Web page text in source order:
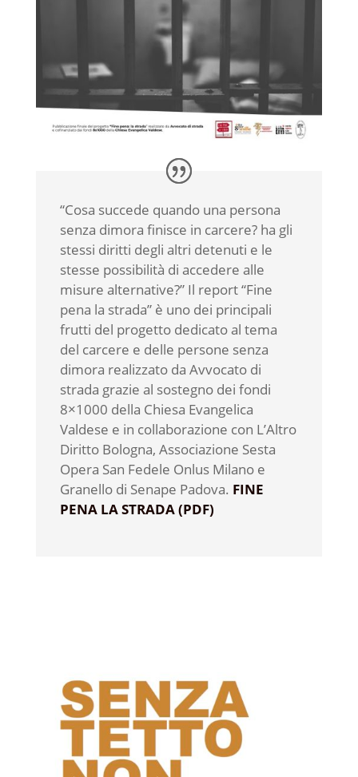
“Cosa succede quando una persona
senza dimora finisce in carcere? ha gli
stessi diritti degli altri detenuti e le
stesse possibilità di accedere alle
misure alternative?” Il report “Fine
pena la strada” è uno dei principali
frutti del progetto dedicato al tema
del carcere e delle persone senza
dimora realizzato da Avvocato di
strada grazie al sostegno dei fondi
8×1000 della Chiesa Evangelica
Valdese e in collaborazione con L’Altro
Diritto Bologna, Associazione Sesta
Opera San Fedele Onlus Milano e
Granello di Senape Padova. FINE
PENA LA STRADA (PDF)